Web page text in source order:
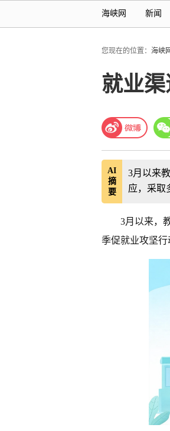
海峡网 新闻
您现在的位置： 海峡
就业
AI
摘
要
3月以来
应，采取
3月以来，
季促就业攻坚行